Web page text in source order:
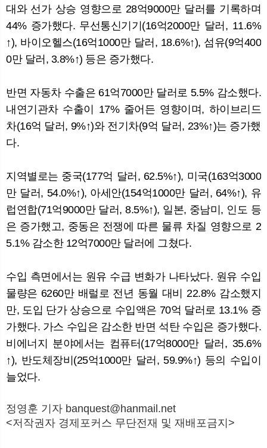
대와 선가 상승 영향으로 28억9000만 달러를 기록하며
44% 증가했다. 무선통신기기(16억2000만 달러, 11.6%
↑), 바이오헬스(16억1000만 달러, 18.6%↑), 섬유(9억400
0만 달러, 3.8%↑) 등은 증가했다.
반면 자동차 수출은 61억7000만 달러로 5.5% 감소했다.
내연기관차 수출이 17% 줄어든 영향이며, 하이브리드
차(16억 달러, 9%↑)와 전기차(9억 달러, 23%↑)는 증가했
다.
지역별로는 중국(177억 달러, 62.5%↑), 미국(163억3000
만 달러, 54.0%↑), 아세안(154억1000만 달러, 64%↑), 유
럽연합(71억9000만 달러, 8.5%↑), 일본, 중남미, 인도 등
은 증가했고, 중동은 전쟁에 따른 물류 차질 영향으로 2
5.1% 감소한 12억7000만 달러에 그쳤다.
수입 측면에서는 원유 수급 변화가 나타났다. 원유 수입
물량은 6260만 배럴로 전년 동월 대비 22.8% 감소했지
만, 도입 단가 상승으로 수입액은 70억 달러로 13.1% 증
가했다. 가스 수입은 감소한 반면 석탄 수입은 증가했다.
비에너지 분야에서는 컴퓨터(17억8000만 달러, 35.6%
↑), 반도체장비(25억1000만 달러, 59.9%↑) 등의 수입이
늘었다.
정영훈 기자 banquest@hanmail.net
<저작권자 경제포커스 무단전재 및 재배포금지>